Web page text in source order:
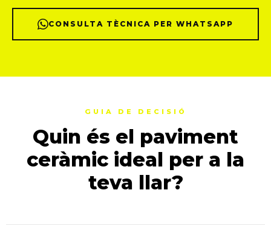
CONSULTA TÈCNICA PER WHATSAPP
GUIA DE DECISIÓ
Quin és el paviment
ceràmic ideal per a la
teva llar?